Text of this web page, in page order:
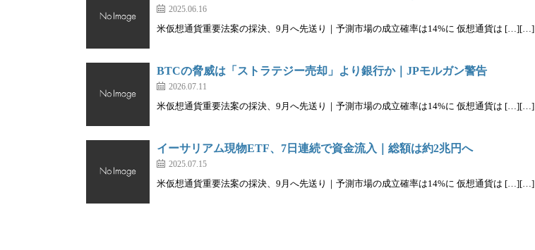
2025.06.16
米仮想通貨重要法案の採決、9月へ先送り｜予測市場の成立確率は14%に 仮想通貨は […][…]
BTCの脅威は「ストラテジー売却」より銀行か｜JPモルガン警告
2026.07.11
米仮想通貨重要法案の採決、9月へ先送り｜予測市場の成立確率は14%に 仮想通貨は […][…]
イーサリアム現物ETF、7日連続で資金流入｜総額は約2兆円へ
2025.07.15
米仮想通貨重要法案の採決、9月へ先送り｜予測市場の成立確率は14%に 仮想通貨は […][…]